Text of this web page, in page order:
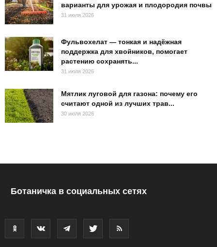
варианты для урожая и плодородия почвы
31 июля 2026
Фульвохелат — тонкая и надёжная
поддержка для хвойников, помогает
растению сохранять...
31 июля 2026
Мятлик луговой для газона: почему его
считают одной из лучших трав...
30 июля 2026
Ботаничка в социальных сетях